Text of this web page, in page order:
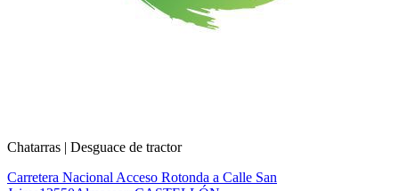
Chatarras | Desguace de tractor
Carretera Nacional Acceso Rotonda a Calle San